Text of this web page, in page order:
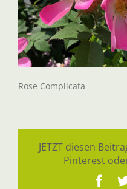
Rose Complicata
JETZT diesen
Pinterest